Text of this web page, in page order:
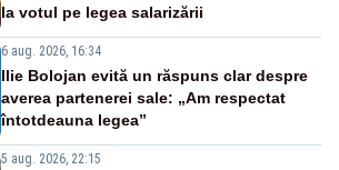
la votul pe legea salarizării
6 aug. 2026, 16:34
Ilie Bolojan evită un răspuns clar despre
averea partenerei sale: „Am respectat
întotdeauna legea”
5 aug. 2026, 22:15